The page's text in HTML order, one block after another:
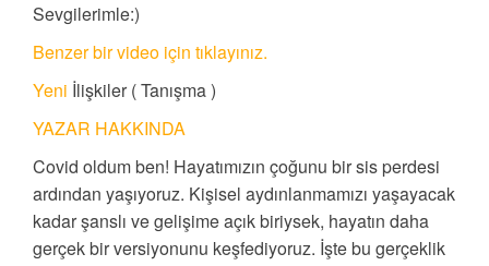
Sevgilerimle:)
Benzer bir video için tıklayınız.
Yeni İlişkiler ( Tanışma )
YAZAR HAKKINDA
Covid oldum ben! Hayatımızın çoğunu bir sis perdesi
ardından yaşıyoruz. Kişisel aydınlanmamızı yaşayacak
kadar şanslı ve gelişime açık biriysek, hayatın daha
gerçek bir versiyonunu keşfediyoruz. İşte bu gerçeklik